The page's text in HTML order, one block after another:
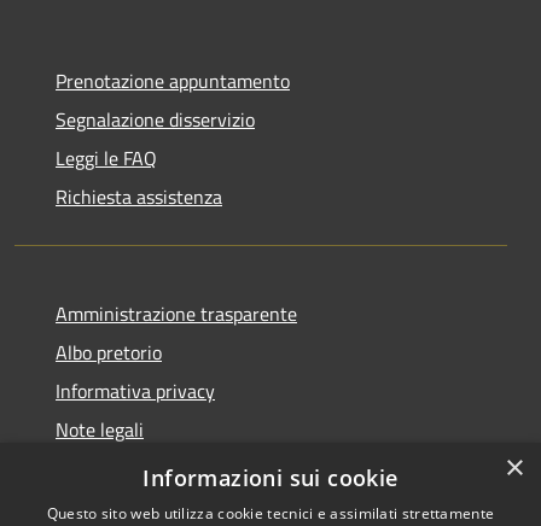
Prenotazione appuntamento
Segnalazione disservizio
Leggi le FAQ
Richiesta assistenza
Amministrazione trasparente
Albo pretorio
Informativa privacy
Note legali
Dichiarazione di accessibilità
×
Informazioni sui cookie
Questo sito web utilizza cookie tecnici e assimilati strettamente